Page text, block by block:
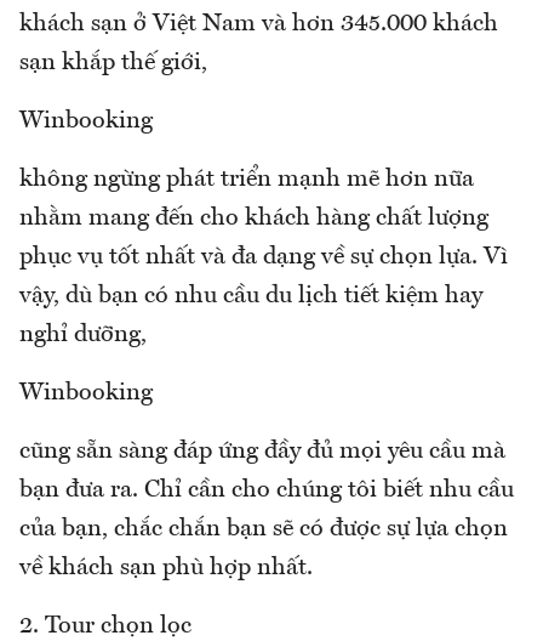
khách sạn ở Việt Nam và hơn 345.000 khách
sạn khắp thế giới,
Winbooking
không ngừng phát triển mạnh mẽ hơn nữa
nhằm mang đến cho khách hàng chất lượng
phục vụ tốt nhất và đa dạng về sự chọn lựa. Vì
vậy, dù bạn có nhu cầu du lịch tiết kiệm hay
nghỉ dưỡng,
Winbooking
cũng sẵn sàng đáp ứng đầy đủ mọi yêu cầu mà
bạn đưa ra. Chỉ cần cho chúng tôi biết nhu cầu
của bạn, chắc chắn bạn sẽ có được sự lựa chọn
về khách sạn phù hợp nhất.
2. Tour chọn lọc